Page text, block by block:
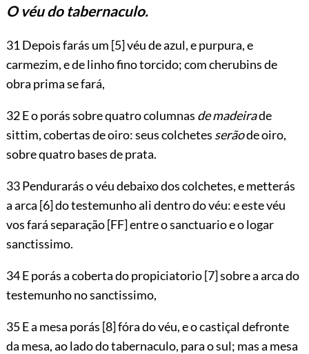
O véu do tabernaculo.
31 Depois farás um [5]véu de azul, e purpura, e
carmezim, e de linho fino torcido; com cherubins de
obra prima se fará,
32 E o porás sobre quatro columnas de madeirade
sittim, cobertas de oiro: seus colchetes serãode oiro,
sobre quatro bases de prata.
33 Pendurarás o véu debaixo dos colchetes, e metterás
a arca [6]do testemunho ali dentro do véu: e este véu
vos fará separação[FF]entre o sanctuario e o logar
sanctissimo.
34 E porás a coberta do propiciatorio[7]sobre a arca do
testemunho no sanctissimo,
35 E a mesa porás [8]fóra do véu, e o castiçal defronte
da mesa, ao lado do tabernaculo, para o sul; mas a mesa